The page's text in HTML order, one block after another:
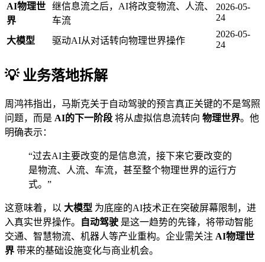
AI物理世
界
继信息流之后，AI将改变物流、人流、
车流
2026-05-
24
大模型 驱动AI从对话转向物理世界操作
2026-05-
24
💡 业务落地拆解
周鸿祎指出，马斯克关于自动驾驶的预言真正关键的不是驾照
问题，而是 AI的下一阶段 将从虚拟信息流转向 物理世界。他
明确表示：
“过去AI主要改变的是信息流，接下来它要改变的
是物流、人流、车流，甚至整个物理世界的运行方
式。”
这意味着，以 大模型 为底座的AI技术正在突破屏幕限制，进
入真实世界操作。
自动驾驶 是这一趋势的先锋，将带动智能
交通、智慧物流、机器人等产业重构。企业需关注 AI物理世
界 带来的基础设施变化与商业机会。